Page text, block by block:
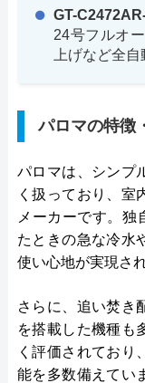
GT-
24号フルオ
上げなど全
パロマの特徴
パロマは、シンプ
く扱っており、室
メーカーです。独
たときの急な冷水
使い心地が実現さ
さらに、追い焚き
を搭載した機種も
く評価されており
能を多数備えてい